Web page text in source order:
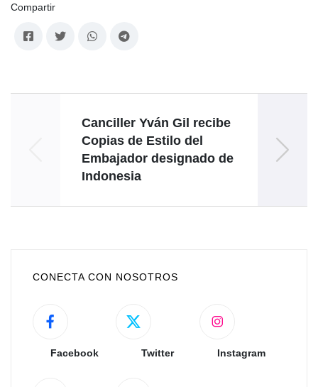
Compartir
Canciller Yván Gil recibe
Copias de Estilo del
Embajador designado de
Indonesia
CONECTA CON NOSOTROS
Facebook Twitter Instagram